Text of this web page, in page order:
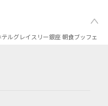
テルグレイスリー銀座 朝食ブッフェ